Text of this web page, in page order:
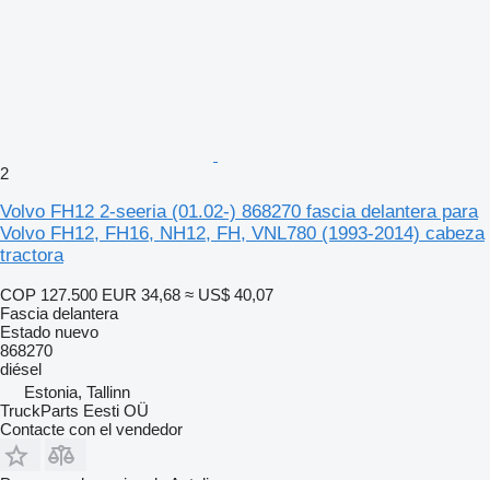
2
Volvo FH12 2-seeria (01.02-) 868270 fascia delantera para
Volvo FH12, FH16, NH12, FH, VNL780 (1993-2014) cabeza
tractora
COP 127.500 EUR 34,68 ≈ US$ 40,07
Fascia delantera
Estado nuevo
868270
diésel
Estonia, Tallinn
TruckParts Eesti OÜ
Contacte con el vendedor